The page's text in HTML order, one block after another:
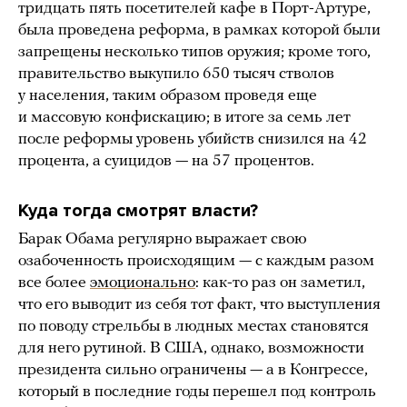
тридцать пять посетителей кафе в Порт-Артуре,
была проведена реформа, в рамках которой были
запрещены несколько типов оружия; кроме того,
правительство выкупило 650 тысяч стволов
у населения, таким образом проведя еще
и массовую конфискацию; в итоге за семь лет
после реформы уровень убийств снизился на 42
процента, а суицидов — на 57 процентов.
Куда тогда смотрят власти?
Барак Обама регулярно выражает свою
озабоченность происходящим — с каждым разом
все более эмоционально: как-то раз он заметил,
что его выводит из себя тот факт, что выступления
по поводу стрельбы в людных местах становятся
для него рутиной. В США, однако, возможности
президента сильно ограничены — а в Конгрессе,
который в последние годы перешел под контроль